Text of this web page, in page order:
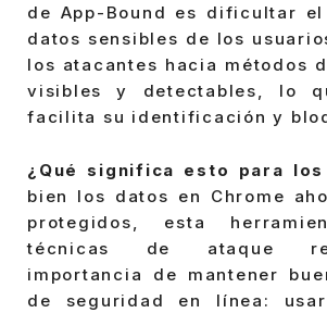
de App-Bound es dificultar
datos sensibles de los
los atacantes hacia métodos
visibles y detectables, lo
facilita su identificación y
¿Qué significa esto para los
bien los datos en Chrome
protegidos, esta
técnicas de ataque
importancia de mantener
de seguridad en línea: usar